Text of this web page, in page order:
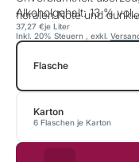
floralen Note und
Alkoholgehalt: 13 %
je Liter
37,27 €
Inkl. 20% Steuern , exkl.
Flasche
Karton
6 Flaschen je Karton